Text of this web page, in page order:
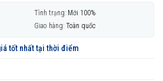
Tình trạng: Mới 100%
Giao hàng: Toàn quốc
tốt nhất tại thời điểm